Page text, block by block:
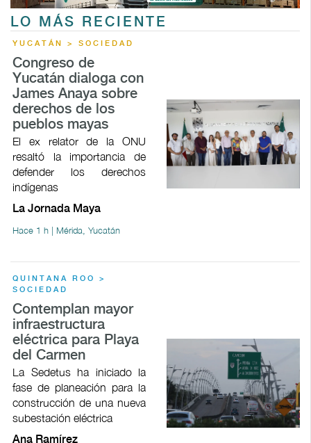
LO MÁS RECIENTE
YUCATÁN > SOCIEDAD
Congreso de
Yucatán dialoga con
James Anaya sobre
derechos de los
pueblos mayas
El ex relator de la ONU
resaltó la importancia de
defender los derechos
indígenas
La Jornada Maya
Hace 1 h | Mérida, Yucatán
QUINTANA ROO >
SOCIEDAD
Contemplan mayor
infraestructura
eléctrica para Playa
del Carmen
La Sedetus ha iniciado la
fase de planeación para la
construcción de una nueva
subestación eléctrica
Ana Ramírez